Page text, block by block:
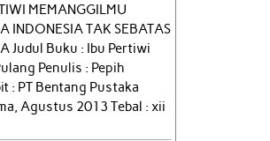
MEMANGGILMU
INDONESIA TAK SEBATAS
Judul Buku : Ibu Pertiwi
Penulis : Pepih
: PT Bentang Pustaka
Agustus 2013 Tebal : xii